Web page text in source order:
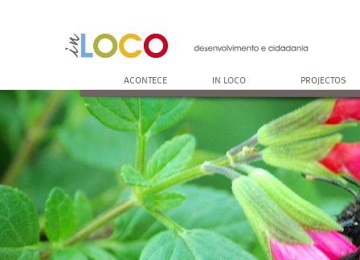
ACONTECE IN LOCO PROJECTOS